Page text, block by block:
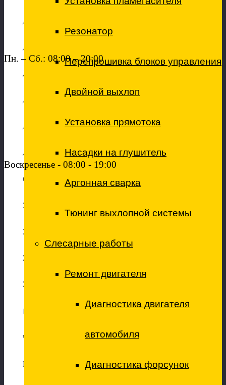
Пн. – Сб.: 08:00 – 20:00
Воскресенье - 08:00 - 19:00
Резонатор
Перепрошивка блоков управления
Двойной выхлоп
Установка прямотока
Насадки на глушитель
Аргонная сварка
Тюнинг выхлопной системы
Слесарные работы
Ремонт двигателя
Диагностика двигателя
автомобиля
Диагностика форсунок
Диагностика подвески
Диагностика кондиционера
Диагностика АКПП
Диагностика рулевого механизма
Диагностика редукторов/приводов
Диагностика топливной аппаратуры
Сервисное обслуживание
Замена воздушного фильтра
Замена масла ДВС
Замена салонного фильтра
Замена топливного фильтра
Ремонт топливной системы и системы зажигания
Чистка форсунок
Ремонт ТНВД, топливных форсунок, в т.ч. CommonRail